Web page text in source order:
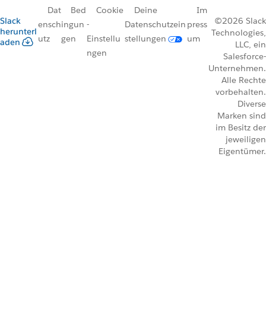
Slack
herunterl
aden
Dat
ensch
utz
Bed
ingun
gen
Cookie
-
Einstellu
ngen
Deine
Datenschutzein
stellungen
Im
press
um
©2026 Slack
Technologies,
LLC, ein
Salesforce-
Unternehmen.
Alle Rechte
vorbehalten.
Diverse
Marken sind
im Besitz der
jeweiligen
Eigentümer.